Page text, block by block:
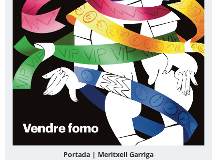
Portada | Meritxell Garriga